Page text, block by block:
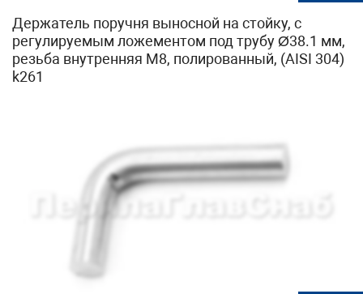
Держатель поручня выносной на стойку, с
регулируемым ложементом под трубу Ø38.1 мм,
резьба внутренняя М8, полированный, (AISI 304)
k261